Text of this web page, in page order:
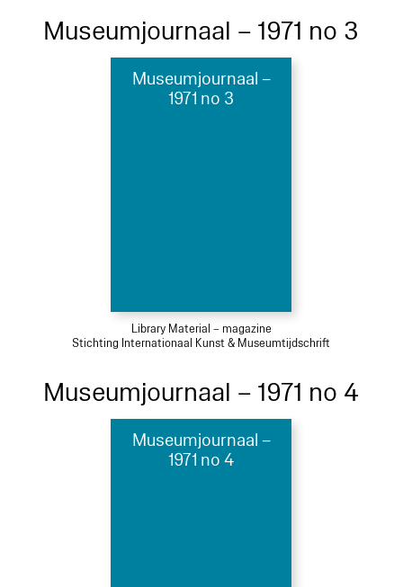
Museumjournaal – 1971 no 3
Museumjournaal –
1971 no 3
Library Material – magazine
Stichting Internationaal Kunst & Museumtijdschrift
Museumjournaal – 1971 no 4
Museumjournaal –
1971 no 4